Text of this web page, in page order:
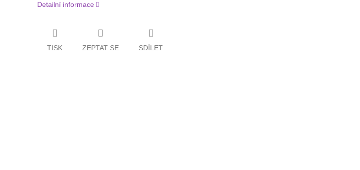
Detailní informace
TISK ZEPTAT SE SDÍLET